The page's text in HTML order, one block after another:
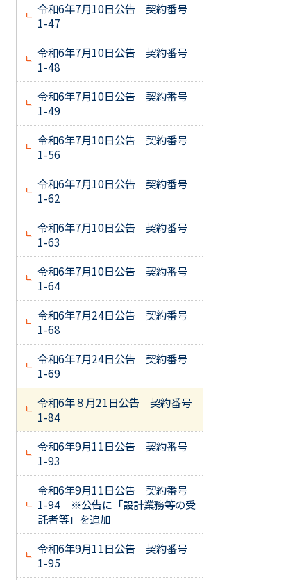
令和6年7月10日公告 契約番号
1-47
令和6年7月10日公告 契約番号
1-48
令和6年7月10日公告 契約番号
1-49
令和6年7月10日公告 契約番号
1-56
令和6年7月10日公告 契約番号
1-62
令和6年7月10日公告 契約番号
1-63
令和6年7月10日公告 契約番号
1-64
令和6年7月24日公告 契約番号
1-68
令和6年7月24日公告 契約番号
1-69
令和6年８月21日公告 契約番号
1-84
令和6年9月11日公告 契約番号
1-93
令和6年9月11日公告 契約番号
1-94 ※公告に「設計業務等の受
託者等」を追加
令和6年9月11日公告 契約番号
1-95